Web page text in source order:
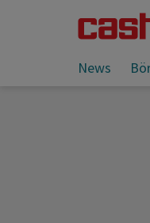
News
Sie lesen: